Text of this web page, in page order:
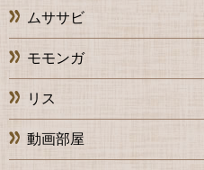
ムササビ
モモンガ
リス
動画部屋